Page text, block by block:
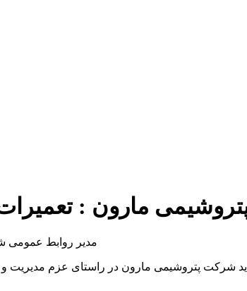
مارون :
شرکت پتروشیمی مارون در راستای عزم مدیریت